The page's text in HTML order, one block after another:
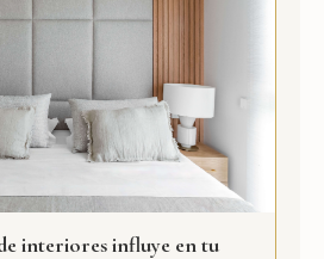
interiores influye en tu